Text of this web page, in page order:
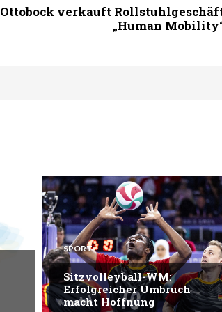
Ottobock verkauft
„Human
SPORT
Sitzvolleyball-WM:
Erfolgreicher Umbruch
macht Hoffnung